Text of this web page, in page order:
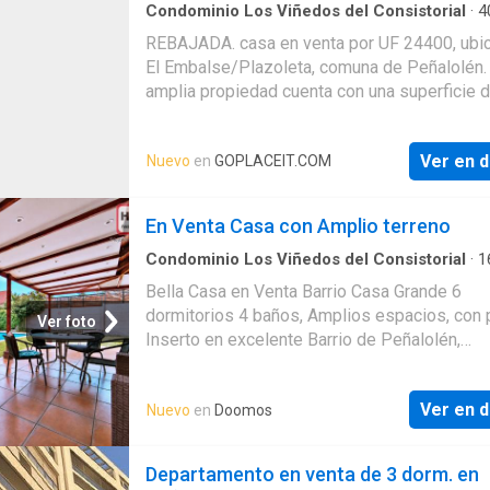
4 dormitorios • 3 baños •
Condominio Los Viñedos del Consistorial ·
REBAJADA. casa en venta por UF 24400,
El Embalse/Plazoleta, comuna de Peñalolén.
amplia propiedad cuenta con una superficie
exterior para disfrutar y aprovechar al
casa cuenta con una construcción sólida y
mantenida, ofreciendo una distribución
esta casa es ideal para una familia que busca
lugar espacioso para vivir.Jardín con árboles
Nuevo en GOPLACEIT.COM Ver en
Ver foto
En Venta Casa con Amplio terreno
Condominio Los Viñedos del Consistorial ·
secado·Piscina·Patio
Bella Casa en Venta Barrio Casa Grande 6
dormitorios 4 baños, Amplios espacios, con
Inserto en excelente Barrio de Peñalolén,
Antejardin, Hall de acceso, Living comedor
separador de ambiente salida a terraza y
amplios en todo el hogar. Descata cocina full
Nuevo en Doomos Ver en
Departamento en venta de 3 dorm. en